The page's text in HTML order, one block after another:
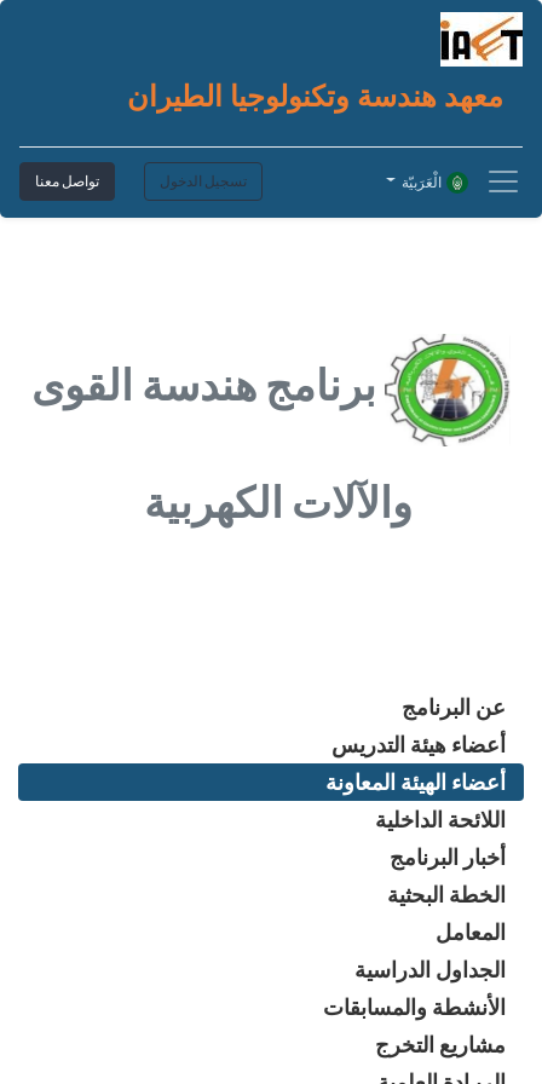
معهد هندسة وتكنولوجيا الطيران
تسجيل الدخول تواصل معنا الْعَرَبيّة
برنامج هندسة القوى
والآلات الكهربية
عن البرنامج
أعضاء هيئة التدريس
أعضاء الهيئة المعاونة
اللائحة الداخلية
أخبار البرنامج
الخطة البحثية
المعامل
الجداول الدراسية
الأنشطة والمسابقات
مشاريع التخرج